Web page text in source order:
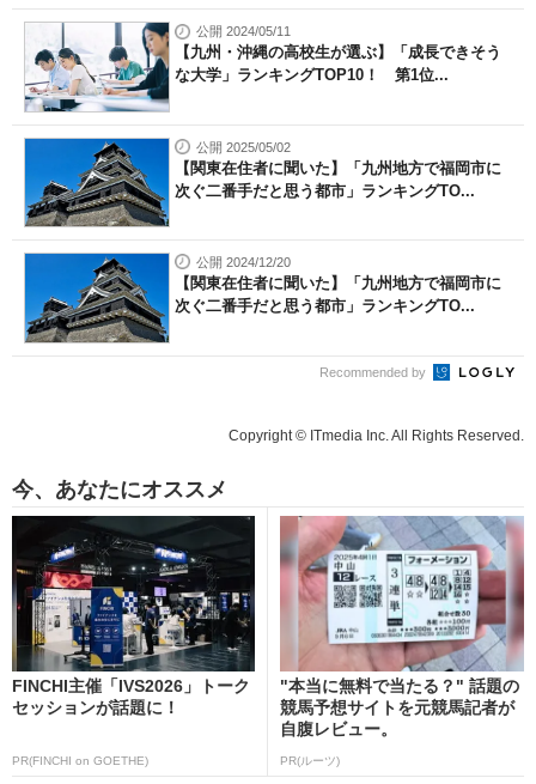
公開 2024/05/11
【九州・沖縄の高校生が選ぶ】「成長できそう
な大学」ランキングTOP10！ 第1位...
公開 2025/05/02
【関東在住者に聞いた】「九州地方で福岡市に
次ぐ二番手だと思う都市」ランキングTO...
公開 2024/12/20
【関東在住者に聞いた】「九州地方で福岡市に
次ぐ二番手だと思う都市」ランキングTO...
Recommended by
Copyright © ITmedia Inc. All Rights Reserved.
今、あなたにオススメ
FINCHI主催「IVS2026」トーク
セッションが話題に！
PR(FINCHI on GOETHE)
"本当に無料で当たる？" 話題の
競馬予想サイトを元競馬記者が
自腹レビュー。
PR(ルーツ)